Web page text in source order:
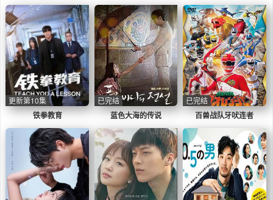
铁拳教育
更新第10集
蓝色大海的传说
已完结
百兽战队牙吠连者
已完结